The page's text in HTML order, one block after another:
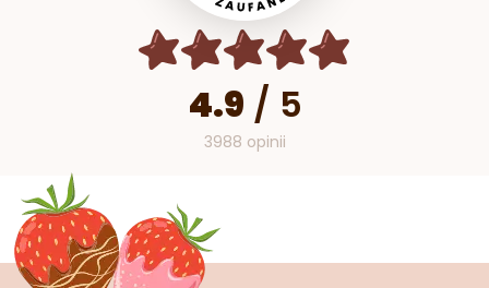
4.9 / 5
3988 opinii